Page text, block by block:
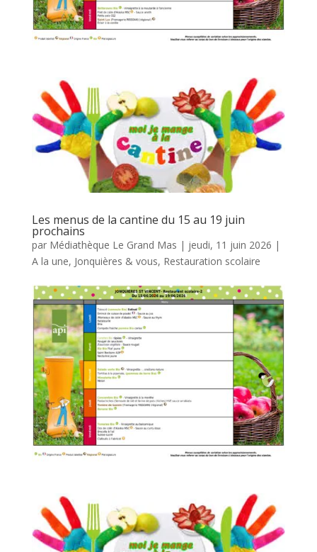
Les menus de la cantine du 15 au 19 juin
prochains
par Médiathèque Le Grand Mas | jeudi, 11 juin 2026 |
A la une, Jonquières & vous, Restauration scolaire